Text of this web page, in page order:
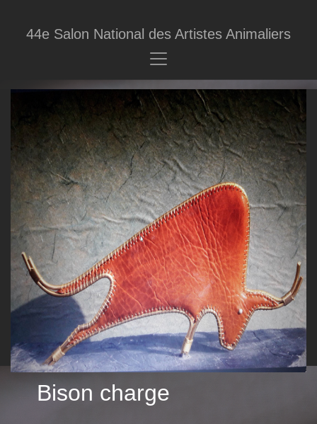
44e Salon National des Artistes Animaliers
Bison charge